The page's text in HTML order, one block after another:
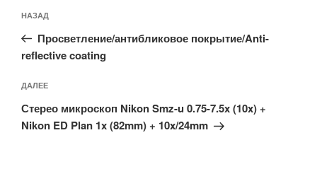
по
записям
Предыдущая
запись:
НАЗАД
Просветление/антибликовое покрытие/Anti-
reflective coating
Следующая
запись
ДАЛЕЕ
Стерео микроскоп Nikon Smz-u 0.75-7.5x (10x) +
Nikon ED Plan 1x (82mm) + 10x/24mm